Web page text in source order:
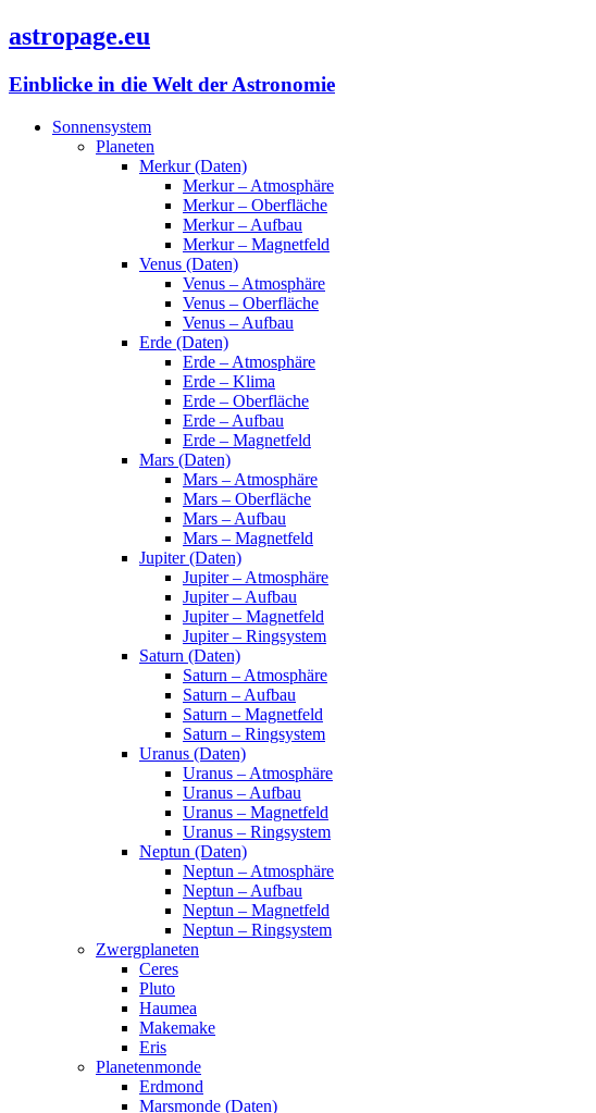
astropage.eu
Einblicke in die Welt der Astronomie
Sonnensystem
Planeten
Merkur (Daten)
Merkur – Atmosphäre
Merkur – Oberfläche
Merkur – Aufbau
Merkur – Magnetfeld
Venus (Daten)
Venus – Atmosphäre
Venus – Oberfläche
Venus – Aufbau
Erde (Daten)
Erde – Atmosphäre
Erde – Klima
Erde – Oberfläche
Erde – Aufbau
Erde – Magnetfeld
Mars (Daten)
Mars – Atmosphäre
Mars – Oberfläche
Mars – Aufbau
Mars – Magnetfeld
Jupiter (Daten)
Jupiter – Atmosphäre
Jupiter – Aufbau
Jupiter – Magnetfeld
Jupiter – Ringsystem
Saturn (Daten)
Saturn – Atmosphäre
Saturn – Aufbau
Saturn – Magnetfeld
Saturn – Ringsystem
Uranus (Daten)
Uranus – Atmosphäre
Uranus – Aufbau
Uranus – Magnetfeld
Uranus – Ringsystem
Neptun (Daten)
Neptun – Atmosphäre
Neptun – Aufbau
Neptun – Magnetfeld
Neptun – Ringsystem
Zwergplaneten
Ceres
Pluto
Haumea
Makemake
Eris
Planetenmonde
Erdmond
Marsmonde (Daten)